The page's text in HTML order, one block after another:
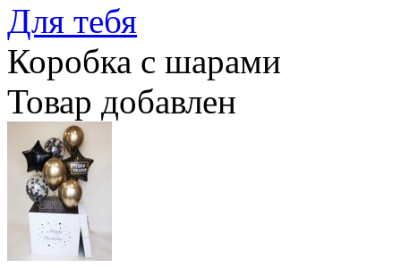
Для тебя
Коробка с шарами
Товар добавлен